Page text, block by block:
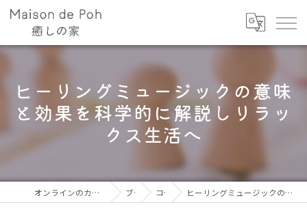
ヒーリングミュージックの意味
と効果を科学的に解説しリラッ
クス生活へ
オンラインのカウンセリングならMaison de Poh ブログ コラム ヒーリングミュージックの意味と効果を科学的に解説しリラックス生活へ